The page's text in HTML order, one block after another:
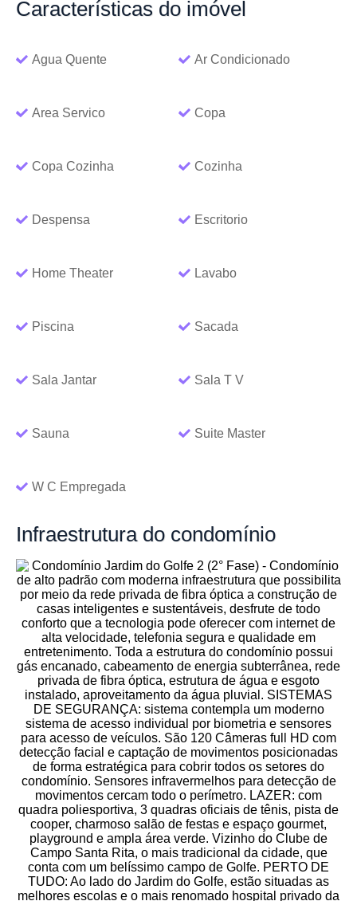
Características do imóvel
Agua Quente Ar Condicionado
Area Servico Copa
Copa Cozinha Cozinha
Despensa Escritorio
Home Theater Lavabo
Piscina Sacada
Sala Jantar Sala T V
Sauna Suite Master
W C Empregada
Infraestruturado condomínio